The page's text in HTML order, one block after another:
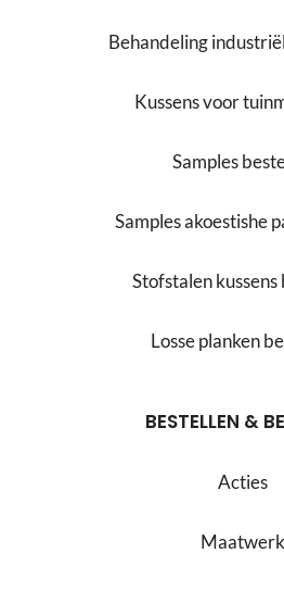
Behandeling
Kussens voor
Samples
Samples akoestishe
Stofstalen
Losse planken
BESTELLEN &
Acties
Maatwerk